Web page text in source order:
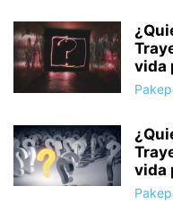
vida
vida